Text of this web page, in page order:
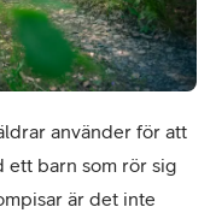
använder för att
ett barn som rör sig
är det inte